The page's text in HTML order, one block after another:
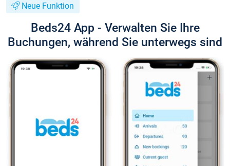
Neue Funktion
Beds24 App - Verwalten Sie Ihre
Buchungen, während Sie unterwegs sind